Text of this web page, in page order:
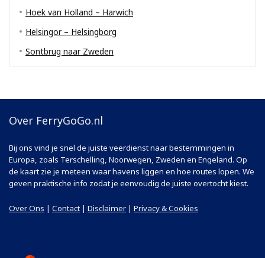
Hoek van Holland – Harwich
Helsingor – Helsingborg
Sontbrug naar Zweden
Over FerryGoGo.nl
Bij ons vind je snel de juiste veerdienst naar bestemmingen in
Europa, zoals Terschelling, Noorwegen, Zweden en Engeland. Op
de kaart zie je meteen waar havens liggen en hoe routes lopen. We
geven praktische info zodat je eenvoudig de juiste overtocht kiest.
Over Ons | Contact| Disclaimer | Privacy & Cookies